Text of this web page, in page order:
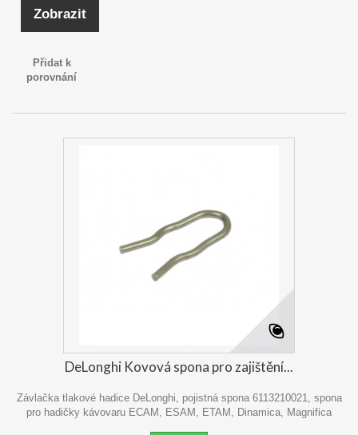
Zobrazit
Přidat k
porovnání
DeLonghi Kovová spona pro zajištění...
Závlačka tlakové hadice DeLonghi, pojistná spona 6113210021, spona
pro hadičky kávovaru ECAM, ESAM, ETAM, Dinamica, Magnifica